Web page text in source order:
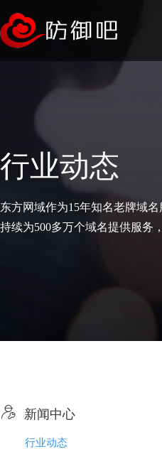
行业动态
东方网域作为15年知名老牌域
持续为500多万个域名提供服务
 新闻中心
行业动态